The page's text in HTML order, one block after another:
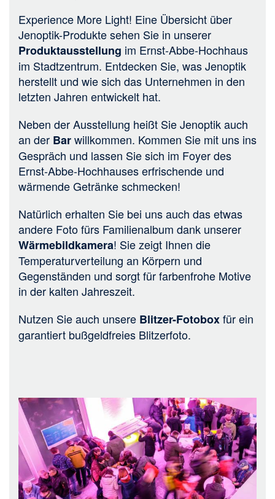
Experience More Light! Eine Übersicht über
Jenoptik-Produkte sehen Sie in unserer
Produktausstellung im Ernst-Abbe-Hochhaus
im Stadtzentrum. Entdecken Sie, was Jenoptik
herstellt und wie sich das Unternehmen in den
letzten Jahren entwickelt hat.
Neben derAusstellung heißt Sie Jenoptik auch
an der Barwillkommen. Kommen Sie mit uns ins
Gespräch und lassen Sie sich im Foyer des
Ernst-Abbe-Hochhauses erfrischende und
wärmende Getränke schmecken!
Natürlich erhalten Sie bei uns auch das etwas
andere Foto fürs Familienalbum dank unserer
Wärmebildkamera! Sie zeigt Ihnen die
Temperaturverteilung an Körpern und
Gegenständen und sorgt für farbenfrohe Motive
in der kalten Jahreszeit.
Nutzen Sie auch unsere Blitzer-Fotoboxfür ein
garantiert bußgeldfreies Blitzerfoto.
Bild